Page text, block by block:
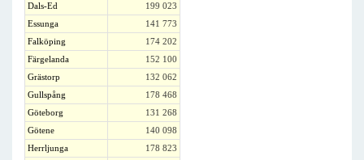
Dals-Ed
199 023
Essunga
141 773
Falköping
174 202
Färgelanda
152 100
Grästorp
132 062
Gullspång
178 468
Göteborg
131 268
Götene
140 098
Herrljunga
178 823